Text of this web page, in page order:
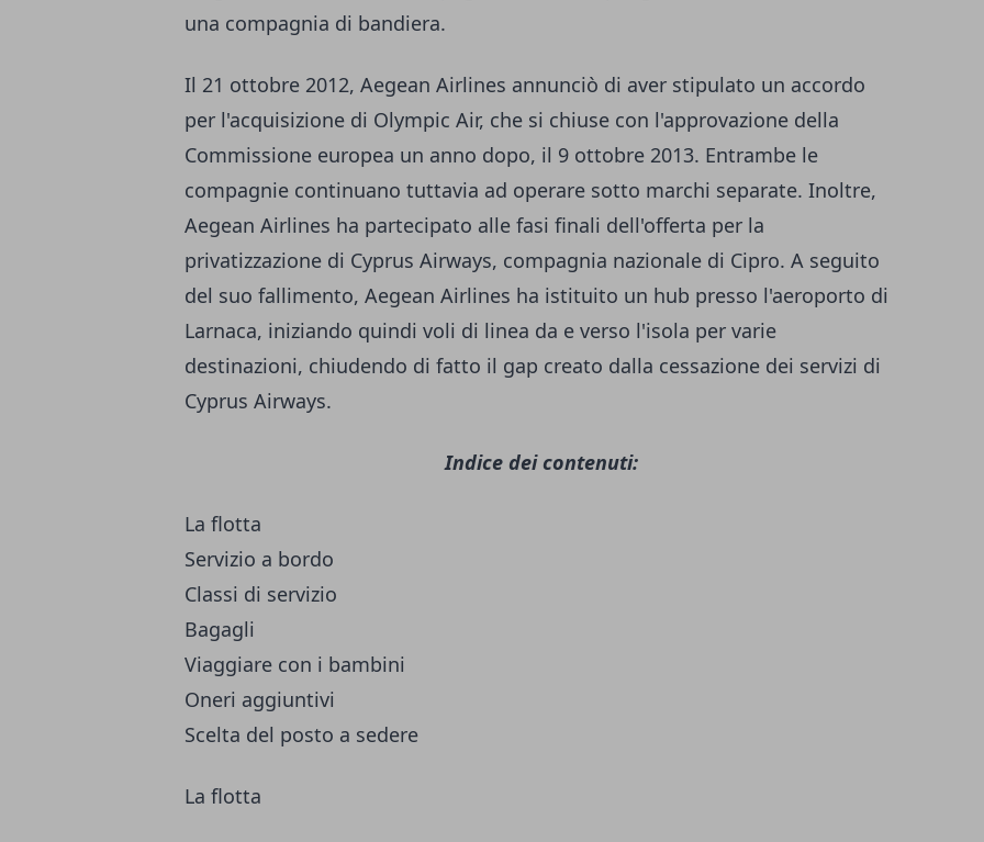
una compagnia di bandiera.
Il 21 ottobre 2012, Aegean Airlines annunciò di aver stipulato un accordo
per l'acquisizione di Olympic Air, che si chiuse con l'approvazione della
Commissione europea un anno dopo, il 9 ottobre 2013. Entrambe le
compagnie continuano tuttavia ad operare sotto marchi separate. Inoltre,
Aegean Airlines ha partecipato alle fasi finali dell'offerta per la
privatizzazione di Cyprus Airways, compagnia nazionale di Cipro. A seguito
del suo fallimento, Aegean Airlines ha istituito un hub presso l'aeroporto di
Larnaca, iniziando quindi voli di linea da e verso l'isola per varie
destinazioni, chiudendo di fatto il gap creato dalla cessazione dei servizi di
Cyprus Airways.
Indice dei contenuti:
La flotta
Servizio a bordo
Classi di servizio
Bagagli
Viaggiare con i bambini
Oneri aggiuntivi
Scelta del posto a sedere
La flotta